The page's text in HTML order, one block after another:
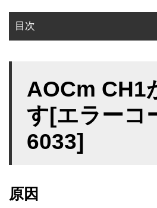
目次
対策
AOCm CH1
す[エラーコ
6033]
原因